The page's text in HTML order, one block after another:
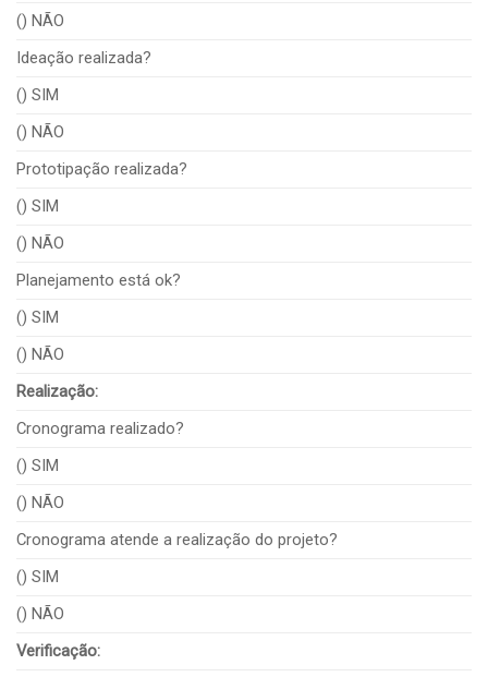
() NÃO
Ideação realizada?
() SIM
() NÃO
Prototipação realizada?
() SIM
() NÃO
Planejamento está ok?
() SIM
() NÃO
Realização:
Cronograma realizado?
() SIM
() NÃO
Cronograma atende a realização do projeto?
() SIM
() NÃO
Verificação: